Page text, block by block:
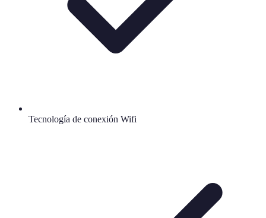
Tecnología de conexión Wifi